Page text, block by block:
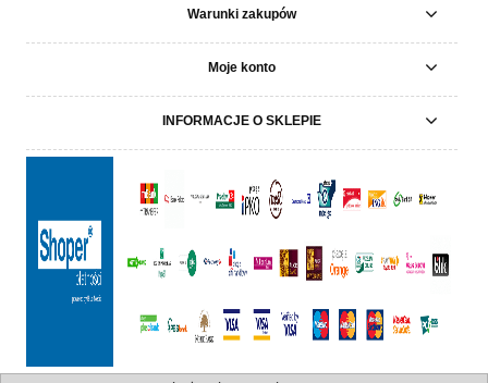
Warunki zakupów
Moje konto
INFORMACJE O SKLEPIE